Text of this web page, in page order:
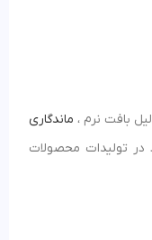
بافت نرم ، ماندگاری
تولیدات محصولات